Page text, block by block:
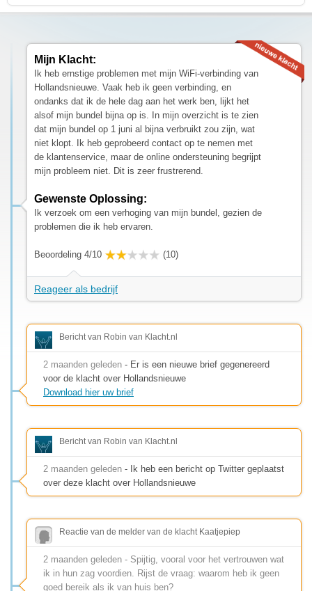
Mijn Klacht:
Ik heb ernstige problemen met mijn WiFi-verbinding van
Hollandsnieuwe. Vaak heb ik geen verbinding, en
ondanks dat ik de hele dag aan het werk ben, lijkt het
alsof mijn bundel bijna op is. In mijn overzicht is te zien
dat mijn bundel op 1 juni al bijna verbruikt zou zijn, wat
niet klopt. Ik heb geprobeerd contact op te nemen met
de klantenservice, maar de online ondersteuning begrijpt
mijn probleem niet. Dit is zeer frustrerend.
Gewenste Oplossing:
Ik verzoek om een verhoging van mijn bundel, gezien de
problemen die ik heb ervaren.
Beoordeling 4/10 (10)
Reageer als bedrijf
Bericht van Robin van Klacht.nl
2 maanden geleden - Er is een nieuwe brief gegenereerd
voor de klacht over Hollandsnieuwe
Download hier uw brief
Bericht van Robin van Klacht.nl
2 maanden geleden - Ik heb een bericht op Twitter geplaatst
over deze klacht over Hollandsnieuwe
Reactie van de melder van de klacht Kaatjepiep
2 maanden geleden - Spijtig, vooral voor het vertrouwen wat
ik in hun zag voordien. Rijst de vraag: waarom heb ik geen
goed bereik als ik van huis ben?